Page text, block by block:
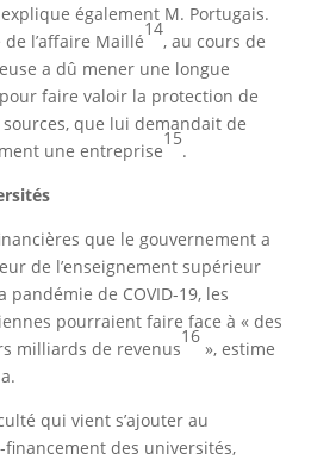
également M. Portugais.
de l’affaire Maillé
14
, au cours de
a dû mener une longue
faire valoir la protection de
sources, que lui demandait de
une entreprise
15
.
que le gouvernement a
de l’enseignement supérieur
pandémie de COVID-19, les
pourraient faire face à « des
milliards de revenus
16
», estime
qui vient s’ajouter au
des universités,